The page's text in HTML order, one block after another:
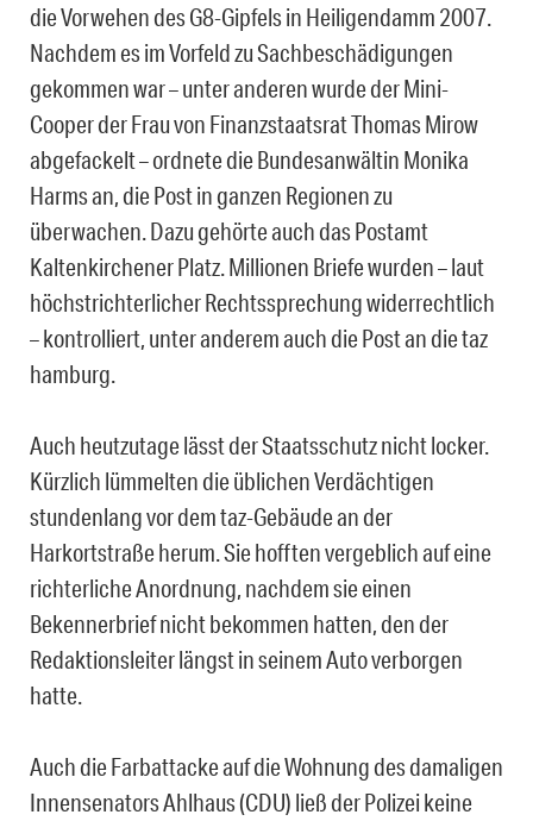
die Vorwehen des G8-Gipfels in Heiligendamm 2007.
Nachdem es im Vorfeld zu Sachbeschädigungen
gekommen war – unter anderen wurde der Mini-
Cooper der Frau von Finanzstaatsrat Thomas Mirow
abgefackelt – ordnete die Bundesanwältin Monika
Harms an, die Post in ganzen Regionen zu
überwachen. Dazu gehörte auch das Postamt
Kaltenkirchener Platz. Millionen Briefe wurden – laut
höchstrichterlicher Rechtssprechung widerrechtlich
– kontrolliert, unter anderem auch die Post an die taz
hamburg.
Auch heutzutage lässt der Staatsschutz nicht locker.
Kürzlich lümmelten die üblichen Verdächtigen
stundenlang vor dem taz-Gebäude an der
Harkortstraße herum. Sie hofften vergeblich auf eine
richterliche Anordnung, nachdem sie einen
Bekennerbrief nicht bekommen hatten, den der
Redaktionsleiter längst in seinem Auto verborgen
hatte.
Auch die Farbattacke auf die Wohnung des damaligen
Innensenators Ahlhaus (CDU) ließ der Polizei keine